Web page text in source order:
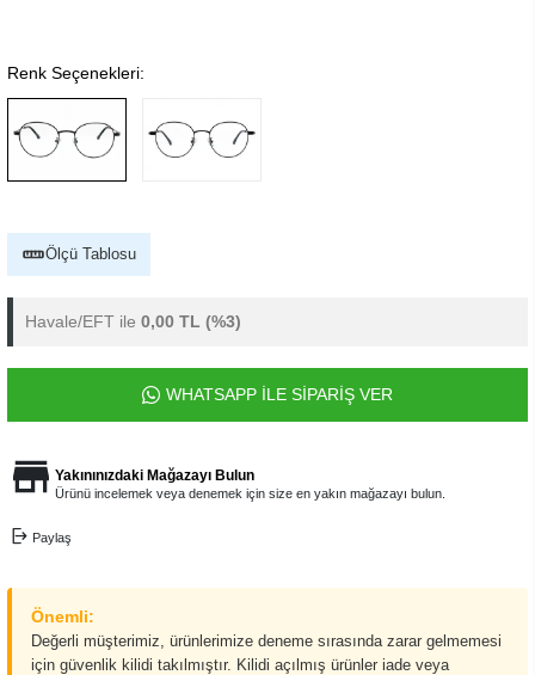
Renk Seçenekleri:
Ölçü Tablosu
Havale/EFT ile 0,00 TL (%3)
WHATSAPP İLE SİPARİŞ VER
Yakınınızdaki Mağazayı Bulun
Ürünü incelemek veya denemek için size en yakın mağazayı bulun.
Paylaş
Önemli:
Değerli müşterimiz, ürünlerimize deneme sırasında zarar gelmemesi
için güvenlik kilidi takılmıştır. Kilidi açılmış ürünler iade veya